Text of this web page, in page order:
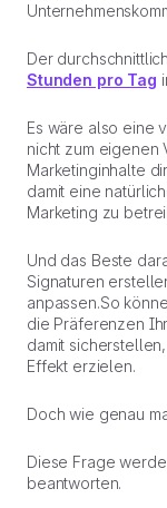
Der
Stunden pro Tag
Es wäre also eine
nicht zum eigenen
Marketinginhalte
damit eine
Marketing zu
Und das Beste
Signaturen
anpassen.So
die Präferenzen
damit
Effekt erzielen.
Doch wie genau
Diese Frage
beantworten.